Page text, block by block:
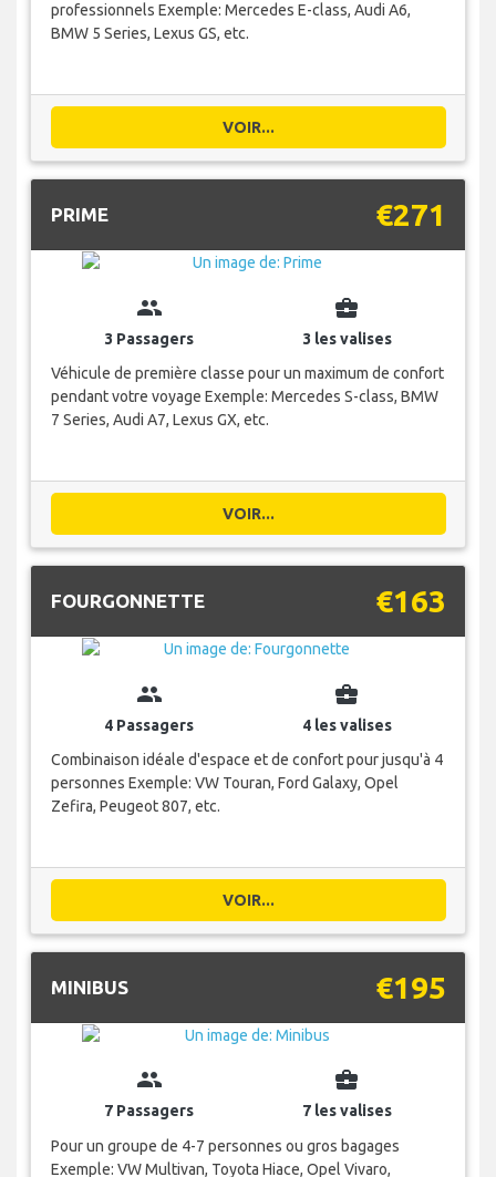
professionnels Exemple: Mercedes E-class, Audi A6,
BMW 5 Series, Lexus GS, etc.
VOIR...
PRIME €271
group
3 Passagers
business_center
3 les valises
Véhicule de première classe pour un maximum de confort
pendant votre voyage Exemple: Mercedes S-class, BMW
7 Series, Audi A7, Lexus GX, etc.
VOIR...
FOURGONNETTE €163
group
4 Passagers
business_center
4 les valises
Combinaison idéale d'espace et de confort pour jusqu'à 4
personnes Exemple: VW Touran, Ford Galaxy, Opel
Zefira, Peugeot 807, etc.
VOIR...
MINIBUS €195
group
7 Passagers
business_center
7 les valises
Pour un groupe de 4-7 personnes ou gros bagages
Exemple: VW Multivan, Toyota Hiace, Opel Vivaro,